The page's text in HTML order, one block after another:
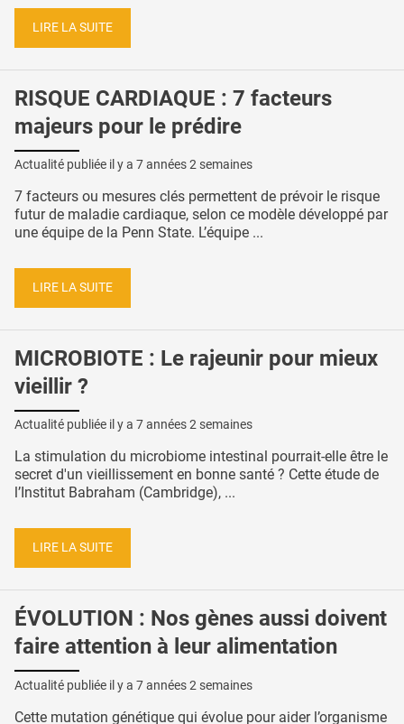
LIRE LA SUITE
RISQUE CARDIAQUE : 7 facteurs
majeurs pour le prédire
Actualité publiée il y a 7 années 2 semaines
7 facteurs ou mesures clés permettent de prévoir le risque
futur de maladie cardiaque, selon ce modèle développé par
une équipe de la Penn State. L’équipe ...
LIRE LA SUITE
MICROBIOTE : Le rajeunir pour mieux
vieillir ?
Actualité publiée il y a 7 années 2 semaines
La stimulation du microbiome intestinal pourrait-elle être le
secret d'un vieillissement en bonne santé ? Cette étude de
l’Institut Babraham (Cambridge), ...
LIRE LA SUITE
ÉVOLUTION : Nos gènes aussi doivent
faire attention à leur alimentation
Actualité publiée il y a 7 années 2 semaines
Cette mutation génétique qui évolue pour aider l’organisme